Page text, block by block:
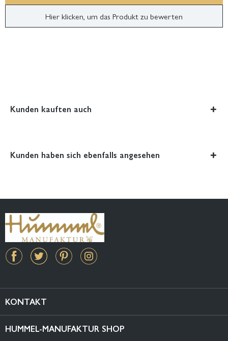
Hier klicken, um das Produkt zu bewerten
Kunden kauften auch
Kunden haben sich ebenfalls angesehen
KONTAKT
HUMMEL-MANUFAKTUR SHOP